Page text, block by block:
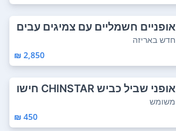
אופניים חשמליים עם צמיגים עבים
(אופניים ...
חדש באריזה
2,850 ₪
אופני שביל כביש CHINSTAR חישו
ק "26 שלדה ...
משומש
450 ₪